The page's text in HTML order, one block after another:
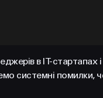
в IT-стартапах
системні помилки,